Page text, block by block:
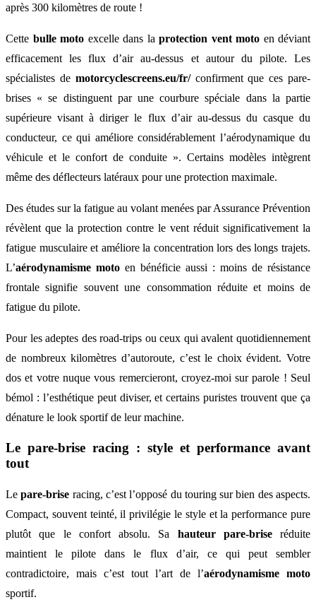
après 300 kilomètres de route !
Cette bulle moto excelle dans la protection vent moto en déviant
efficacement les flux d’air au-dessus et autour du pilote. Les
spécialistes de motorcyclescreens.eu/fr/confirment que ces pare-
brises « se distinguent par une courbure spéciale dans la partie
supérieure visant à diriger le flux d’air au-dessus du casque du
conducteur, ce qui améliore considérablement l’aérodynamique du
véhicule et le confort de conduite ». Certains modèles intègrent
même des déflecteurs latéraux pour une protection maximale.
Des études sur la fatigue au volant menées par Assurance Prévention
révèlent que la protection contre le vent réduit significativement la
fatigue musculaire et améliore la concentration lors des longs trajets.
L’aérodynamisme moto en bénéficie aussi : moins de résistance
frontale signifie souvent une consommation réduite et moins de
fatigue du pilote.
Pour les adeptes des road-trips ou ceux qui avalent quotidiennement
de nombreux kilomètres d’autoroute, c’est le choix évident. Votre
dos et votre nuque vous remercieront, croyez-moi sur parole ! Seul
bémol : l’esthétique peut diviser, et certains puristes trouvent que ça
dénature le look sportif de leur machine.
Le pare-brise racing : style et performance avant
tout
Lepare-brise racing, c’est l’opposé du touring sur bien des aspects.
Compact, souvent teinté, il privilégie le style et la performance pure
plutôt que le confort absolu. Sa hauteur pare-briseréduite
maintient le pilote dans le flux d’air, ce qui peut sembler
contradictoire, mais c’est tout l’art de l’aérodynamisme moto
sportif.